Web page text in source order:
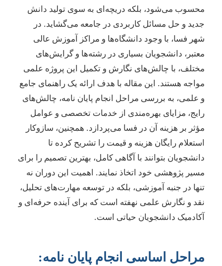
محسوب می‌شود، بلکه دریچه‌ای به سوی تولید دانش
جدید و حل مسائل کاربردی در جامعه می‌گشاید. در
شهر فسا، با وجود دانشگاه‌ها و مراکز آموزش عالی
معتبر، دانشجویان بسیاری در رشته‌ها و گرایش‌های
مختلف، با چالش‌های نگارش و تکمیل این پروژه علمی
مواجه هستند. این مقاله با هدف ارائه یک راهنمای جامع
و علمی، به بررسی مراحل انجام پایان نامه، چالش‌های
رایج، مزایای بهره‌مندی از خدمات تخصصی و عوامل
مؤثر بر هزینه آن در فسا می‌پردازد. همچنین، سازوکار
استعلام رایگان هزینه و قیمت را تشریح کرده تا
دانشجویان بتوانند با آگاهی کامل، بهترین تصمیم را برای
مسیر پژوهشی خود اتخاذ نمایند. اهمیت این دوران نه
تنها در جنبه آموزشی، بلکه در توسعه مهارت‌های تحلیل،
نقد و نگارش علمی نهفته است که برای آینده حرفه‌ای و
آکادمیک دانشجویان حیاتی است.
مراحل اساسی انجام پایان نامه: